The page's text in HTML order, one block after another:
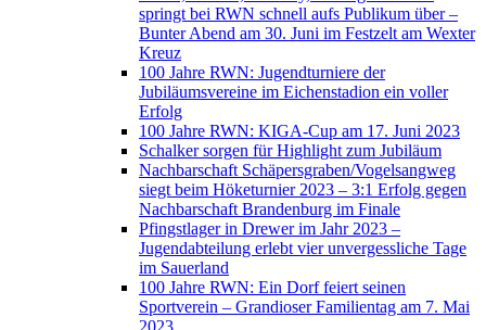
springt bei RWN schnell aufs Publikum über –
Bunter Abend am 30. Juni im Festzelt am Wexter
Kreuz
100 Jahre RWN: Jugendturniere der
Jubiläumsvereine im Eichenstadion ein voller
Erfolg
100 Jahre RWN: KIGA-Cup am 17. Juni 2023
Schalker sorgen für Highlight zum Jubiläum
Nachbarschaft Schäpersgraben/Vogelsangweg
siegt beim Höketurnier 2023 – 3:1 Erfolg gegen
Nachbarschaft Brandenburg im Finale
Pfingstlager in Drewer im Jahr 2023 –
Jugendabteilung erlebt vier unvergessliche Tage
im Sauerland
100 Jahre RWN: Ein Dorf feiert seinen
Sportverein – Grandioser Familientag am 7. Mai
2023